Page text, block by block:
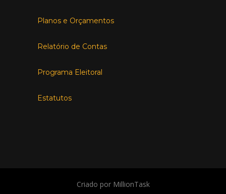
Planos e Orçamentos
Relatório de Contas
Programa Eleitoral
Estatutos
Criado por MillionTask